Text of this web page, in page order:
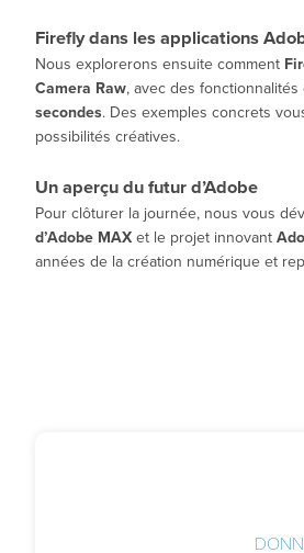
Firefly dans les applications
Nous explorerons ensuite comment
Camera Raw, avec des
secondes. Des exemples concrets
possibilités créatives.
Un aperçu du futur d’Adobe
Pour clôturer la journée, nous vous
d’Adobe MAXet le projet innovant
années de la création numérique et